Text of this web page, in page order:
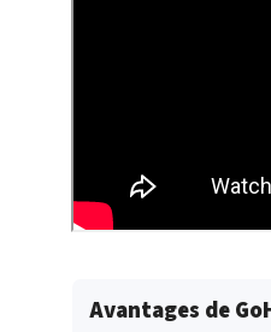
Avantages de